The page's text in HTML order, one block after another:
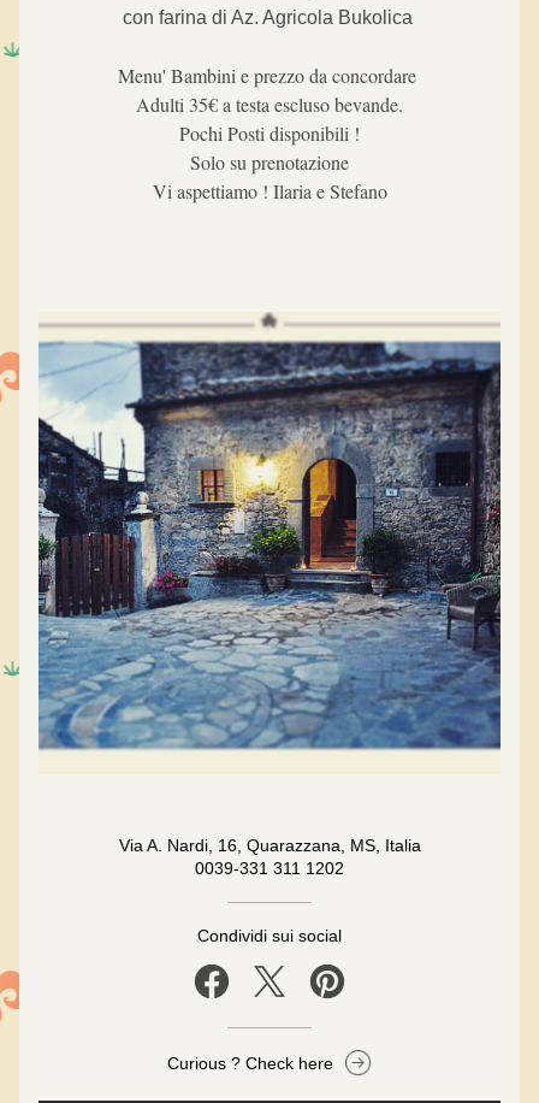
con farina di Az. Agricola Bukolica
Menu' Bambini e prezzo da concordare
Adulti 35€ a testa escluso bevande.
Pochi Posti disponibili !
Solo su prenotazione
Vi aspettiamo ! Ilaria e Stefano
Via A. Nardi, 16, Quarazzana, MS, Italia
0039-331 311 1202
Condividi sui social
Curious ? Check here